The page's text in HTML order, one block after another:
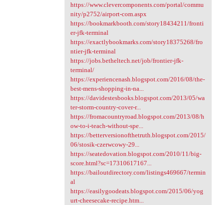
https://www.clevercomponents.com/portal/commu
nity/p2752/airport-com.aspx
https://bookmarkbooth.com/story18434211/fronti
er-jfk-terminal
https://exactlybookmarks.com/story18375268/fro
ntier-jfk-terminal
https://jobs.betheltech.net/job/frontier-jfk-
terminal/
https://experiencenash.blogspot.com/2016/08/the-
best-mens-shopping-in-na...
https://davidestesbooks.blogspot.com/2013/05/wa
ter-storm-country-cover-r...
https://fromacountryroad.blogspot.com/2013/08/h
ow-to-i-teach-without-spe...
https://betterversionofthetruth.blogspot.com/2015/
06/stosik-czerwcowy-29...
https://seatedovation.blogspot.com/2010/11/big-
score.html?sc=17310617167...
https://bailoutdirectory.com/listings469667/termin
al
https://easilygoodeats.blogspot.com/2015/06/yog
urt-cheesecake-recipe.htm...